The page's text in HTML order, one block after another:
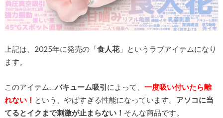
上記は、2025年に発売の「食人花」というラブアイテムになり
ます。
このアイテム…バキューム吸引によって、 一度吸い付いたら離
れない！ という、やばすぎる性能になっています。 アソコに当
てるとイクまで刺激が止まらない！ そんな商品です。